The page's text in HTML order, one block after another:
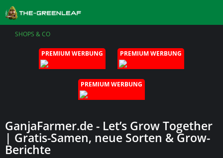
SHOPS & CO
PREMIUM WERBUNG PREMIUM WERBUNG
PREMIUM WERBUNG
GanjaFarmer.de - Let’s Grow Together
| Gratis-Samen, neue Sorten & Grow-
Berichte